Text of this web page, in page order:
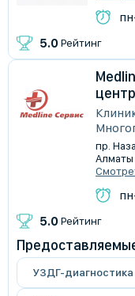
5.0 Рейтинг
центр
пр.
Алматы
5.0 Рейтинг
УЗДГ-диагностика